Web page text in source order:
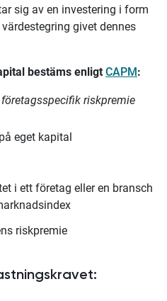
sig av en investering i form
givet dennes
bestäms enligt CAPM:
riskpremie
eget kapital
i ett företag eller en bransch
riskpremie